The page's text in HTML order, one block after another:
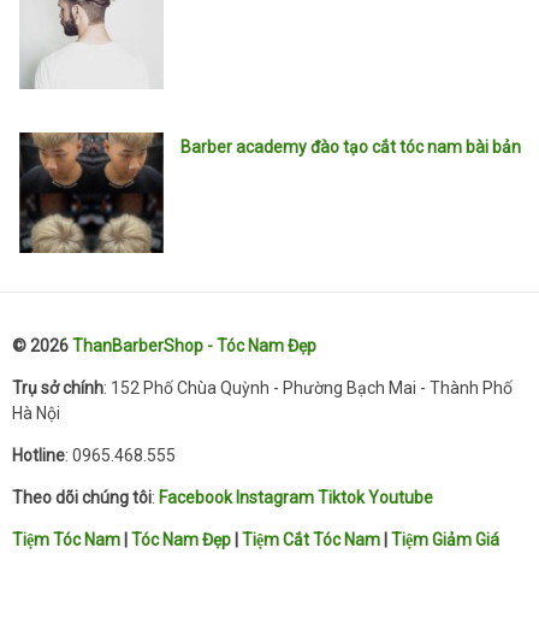
Barber academy đào tạo cắt tóc nam bài bản
© 2026ThanBarberShop - Tóc Nam Đẹp
Trụ sở chính: 152 Phố Chùa Quỳnh - Phường Bạch Mai - Thành Phố
Hà Nội
Hotline: 0965.468.555
Theo dõi chúng tôi: Facebook InstagramTiktokYoutube
Tiệm Tóc Nam Tóc Nam Đẹp Tiệm Cắt Tóc Nam Tiệm Giảm Giá